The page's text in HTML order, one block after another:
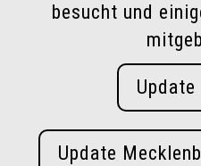
besucht und
Update
Update